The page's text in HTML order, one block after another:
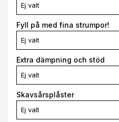
Ej valt
Fyll på med fina strumpor!
Ej valt
Extra dämpning och stöd
Ej valt
Skavsårsplåster
Ej valt